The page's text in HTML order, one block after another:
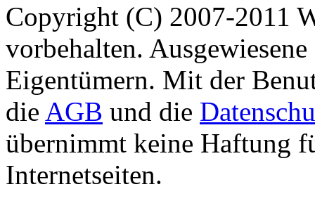
Copyright (C) 2007-2011
vorbehalten.
Eigentümern. Mit der
die AGB und die
übernimmt keine Haftung
Internetseiten.